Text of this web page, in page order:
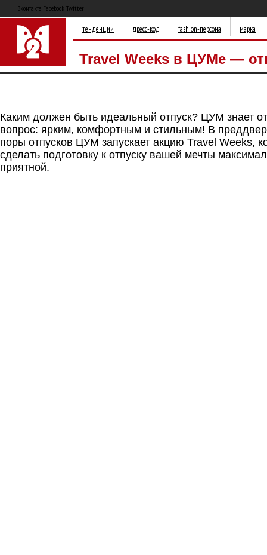
Вконтакте Facebook Twitter
тенденции дресс-код fashion-персона марка
Travel Weeks в ЦУМе —
Каким должен быть идеальный отпуск? ЦУМ знает
вопрос: ярким, комфортным и стильным! В
поры отпусков ЦУМ запускает акцию Travel Weeks,
сделать подготовку к отпуску вашей мечты
приятной.